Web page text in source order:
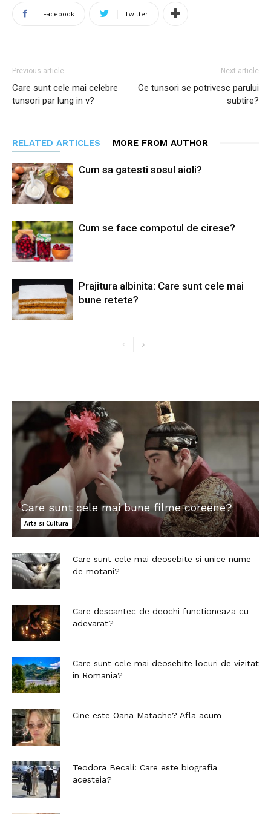
Facebook Twitter
Previous article
Care sunt cele mai celebre
tunsori par lung in v?
Next article
Ce tunsori se potrivesc parului
subtire?
RELATED ARTICLES MORE FROM AUTHOR
Cum sa gatesti sosul aioli?
Cum se face compotul de cirese?
Prajitura albinita: Care sunt cele mai
bune retete?
Care sunt cele mai bune filme coreene?
Arta si Cultura
Care sunt cele mai deosebite si unice nume
de motani?
Care descantec de deochi functioneaza cu
adevarat?
Care sunt cele mai deosebite locuri de vizitat
in Romania?
Cine este Oana Matache? Afla acum
Teodora Becali: Care este biografia
acesteia?